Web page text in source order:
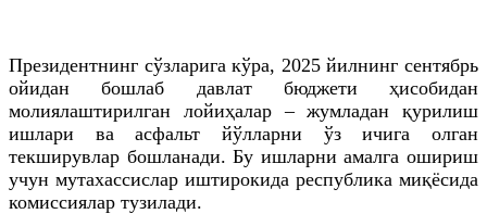
Президентнинг сўзларига кўра, 2025 йилнинг сентябрь
ойидан бошлаб давлат бюджети ҳисобидан
молиялаштирилган лойиҳалар – жумладан қурилиш
ишлари ва асфальт йўлларни ўз ичига олган
текширувлар бошланади. Бу ишларни амалга ошириш
учун мутахассислар иштирокида республика миқёсида
комиссиялар тузилади.